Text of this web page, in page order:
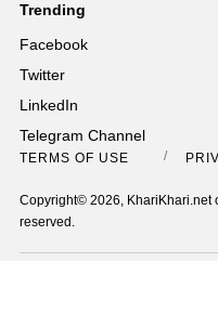
Trending
Facebook
Twitter
LinkedIn
Telegram Channel
TERMS OF USE
Copyright© 2026, KhariKhari.net
reserved.